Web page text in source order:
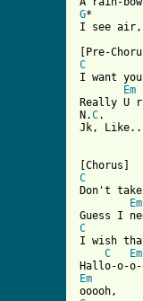
G
I see
C
I want you
Em
Really U
N.C
Jk,
C
Don't
Em
C
I wish
C
Em
Em